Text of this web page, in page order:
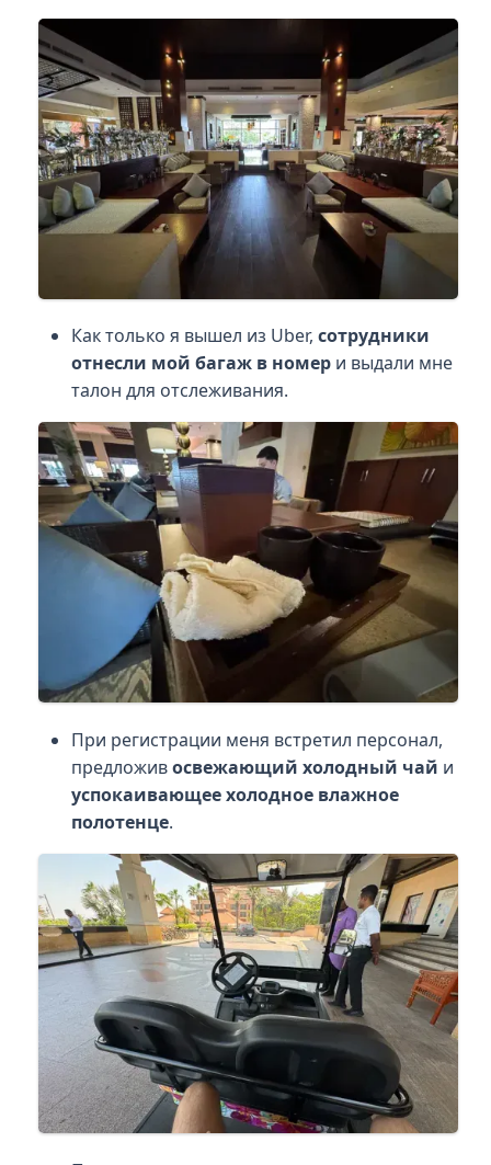
Как только я вышел из Uber, сотрудники
отнесли мой багаж в номери выдали мне
талон для отслеживания.
При регистрации меня встретил персонал,
предложивосвежающий холодный чай и
успокаивающее холодное влажное
полотенце.